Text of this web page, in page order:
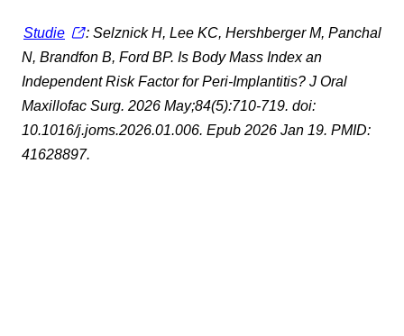
Studie
: Selznick H, Lee KC, Hershberger M, Panchal
N, Brandfon B, Ford BP. Is Body Mass Index an
Independent Risk Factor for Peri-Implantitis? J Oral
Maxillofac Surg. 2026 May;84(5):710-719. doi:
10.1016/j.joms.2026.01.006. Epub 2026 Jan 19. PMID:
41628897.